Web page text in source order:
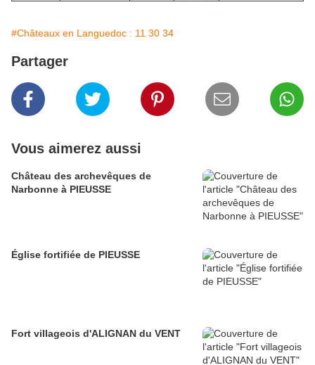
#Châteaux en Languedoc : 11 30 34
Partager
Vous aimerez aussi
Château des archevêques de
Narbonne à PIEUSSE
Église fortifiée de PIEUSSE
Fort villageois d'ALIGNAN du VENT